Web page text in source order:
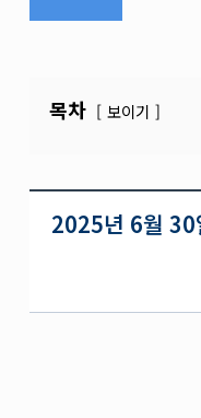
목차 보이기
2025년 6월 30